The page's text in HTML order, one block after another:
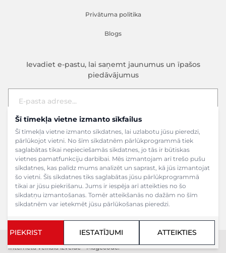
Šī tīmekļa vietne izmanto sīkfailus
Šī tīmekļa vietne izmanto sīkdatnes, lai uzlabotu jūsu pieredzi,
pārlūkojot vietni. No šīm sīkdatnēm pārlūkprogrammā tiek
saglabātas tikai nepieciešamās sīkdatnes, jo tās ir būtiskas
vietnes pamatfunkciju darbībai. Mēs izmantojam arī trešo pušu
sīkdatnes, kas palīdz mums analizēt un saprast, kā jūs izmantojat
šo vietni. Šīs sīkdatnes tiks saglabātas jūsu pārlūkprogrammā
tikai ar jūsu piekrišanu. Jums ir iespēja arī atteikties no šo
sīkdatņu izmantošanas. Tomēr atteikšanās no dažām no šīm
sīkdatnēm var ietekmēt jūsu pārlūkošanas pieredzi.
PIEKRIST IESTATĪJUMI ATTEIKTIES
Privātuma politika
Blogs
Ievadiet e-pastu, lai saņemt jaunumus un īpašos
piedāvājumus
E-pasta adrese
Pieteikties
Interneta veikala izveide - Magecode.